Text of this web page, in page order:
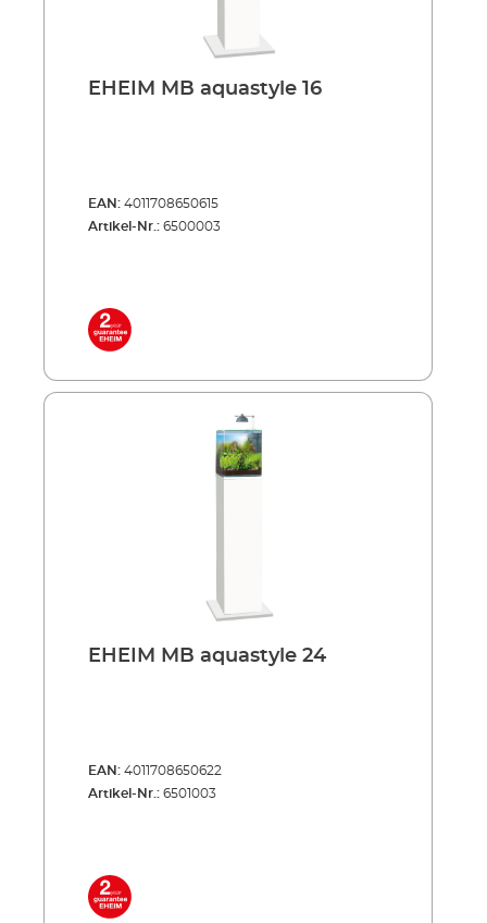
EHEIM MB aquastyle 16
EAN: 4011708650615
Artikel-Nr.: 6500003
EHEIM MB aquastyle 24
EAN: 4011708650622
Artikel-Nr.: 6501003